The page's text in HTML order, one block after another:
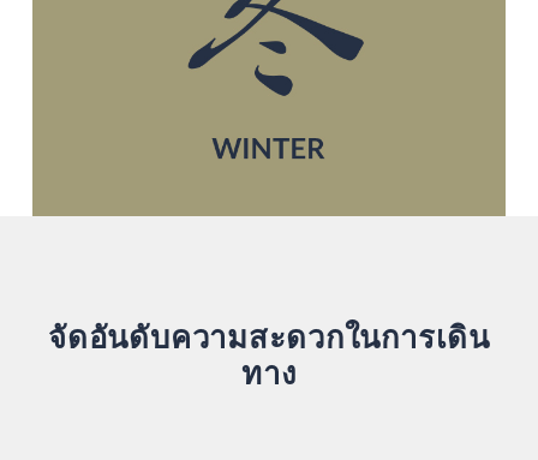
จัดอันดับความสะดวกในการเดิน
ทาง